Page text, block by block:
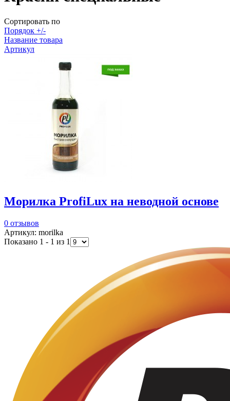
Сортировать по
Порядок +/-
Название товара
Артикул
Морилка ProfiLux на неводной основе
0 отзывов
Артикул: morilka
Показано 1 - 1 из 1